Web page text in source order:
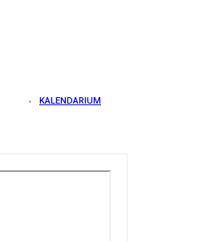
KALENDARIUM